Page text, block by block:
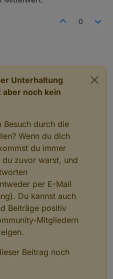
0
Unterhaltung
noch kein
Besuch durch die
Wenn du dich
du immer
zuvor warst, und
per E-Mail
Du kannst auch
Beiträge positiv
Mitgliedern
Beitrag noch